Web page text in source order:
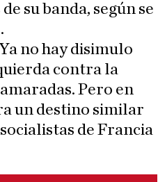
su banda, según se
no hay disimulo
contra la
Pero en
un destino similar
de Francia